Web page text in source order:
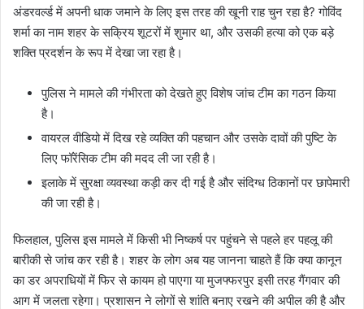
अंडरवर्ल्ड में अपनी धाक जमाने के लिए इस तरह की खूनी राह चुन रहा है? गोविंद
शर्मा का नाम शहर के सक्रिय शूटरों में शुमार था, और उसकी हत्या को एक बड़े
शक्ति प्रदर्शन के रूप में देखा जा रहा है।
पुलिस ने मामले की गंभीरता को देखते हुए विशेष जांच टीम का गठन किया
है।
वायरल वीडियो में दिख रहे व्यक्ति की पहचान और उसके दावों की पुष्टि के
लिए फॉरेंसिक टीम की मदद ली जा रही है।
इलाके में सुरक्षा व्यवस्था कड़ी कर दी गई है और संदिग्ध ठिकानों पर छापेमारी
की जा रही है।
फिलहाल, पुलिस इस मामले में किसी भी निष्कर्ष पर पहुंचने से पहले हर पहलू की
बारीकी से जांच कर रही है। शहर के लोग अब यह जानना चाहते हैं कि क्या कानून
का डर अपराधियों में फिर से कायम हो पाएगा या मुजफ्फरपुर इसी तरह गैंगवार की
आग में जलता रहेगा। प्रशासन ने लोगों से शांति बनाए रखने की अपील की है और